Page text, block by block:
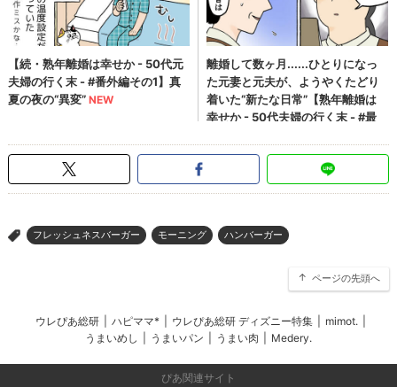
> フレッシュネスバーガー モーニング ハンバーガー
ページの先頭へ
ウレぴあ総研 ハピママ* ウレぴあ総研 ディズニー特集 mimot.
うまいめし
うまいパン うまい肉 Medery.
ぴあ関連サイト